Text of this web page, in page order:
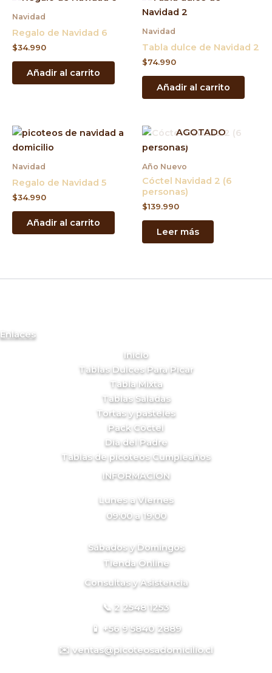
Navidad
Regalo de Navidad 6
$34.990
Añadir al carrito
Navidad
Tabla dulce de Navidad 2
$74.990
Añadir al carrito
Navidad
Regalo de Navidad 5
$34.990
Añadir al carrito
AGOTADO
Año Nuevo
Cóctel Navidad 2 (6
personas)
$139.990
Leer más
Enlaces
Inicio
Tablas Dulces Para Picar
Tabla Mixta
Tablas Saladas
Tortas y pasteles
Pack Cóctel
Día del Padre
Tablas de picoteos Cumpleaños
INFORMACION
Lunes a Viernes
09:00 a 19:00
Sábados y Domingos
Tienda Online
Consultas y Asistencia
📞 2 2548 1253
📱 +56 9 5840 2889
✉️ ventas@picoteosadomicilio.cl